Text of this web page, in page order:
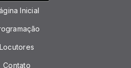
Inicial
Locutores
Contato